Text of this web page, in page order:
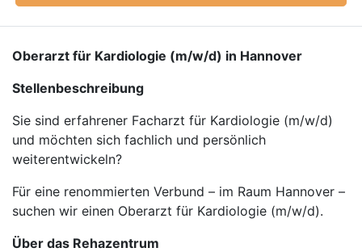
Oberarzt für Kardiologie (m/w/d) in Hannover
Stellenbeschreibung
Sie sind erfahrener Facharzt für Kardiologie (m/w/d)
und möchten sich fachlich und persönlich
weiterentwickeln?
Für eine renommierten Verbund – im Raum Hannover –
suchen wir einen Oberarzt für Kardiologie (m/w/d).
Über das Rehazentrum